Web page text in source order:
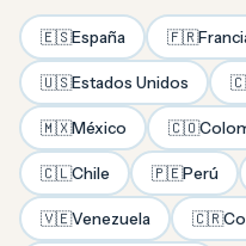
🇪🇸España 🇫🇷
🇺🇸Estados Unidos
🇲🇽México 🇨🇴
🇨🇱Chile 🇵🇪Perú
🇻🇪Venezuela 🇨🇷